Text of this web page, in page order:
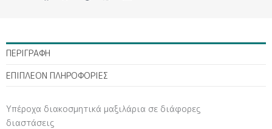
ΠΕΡΙΓΡΑΦΉ
ΕΠΙΠΛΈΟΝ ΠΛΗΡΟΦΟΡΊΕΣ
Υπέροχα διακοσμητικά μαξιλάρια σε διάφορες
διαστάσεις